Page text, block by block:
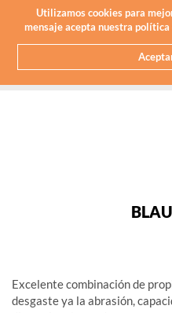
Utilizamos cookies para
mensaje acepta nuestra política
Excelente combinación de
desgaste ya la abrasión,